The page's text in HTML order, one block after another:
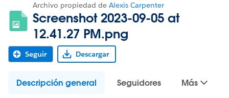
Archivo propiedad de Alexis Carpenter
Screenshot 2023-09-05 at
12.41.27 PM.png
Seguir Descargar
Descripción general Seguidores Más